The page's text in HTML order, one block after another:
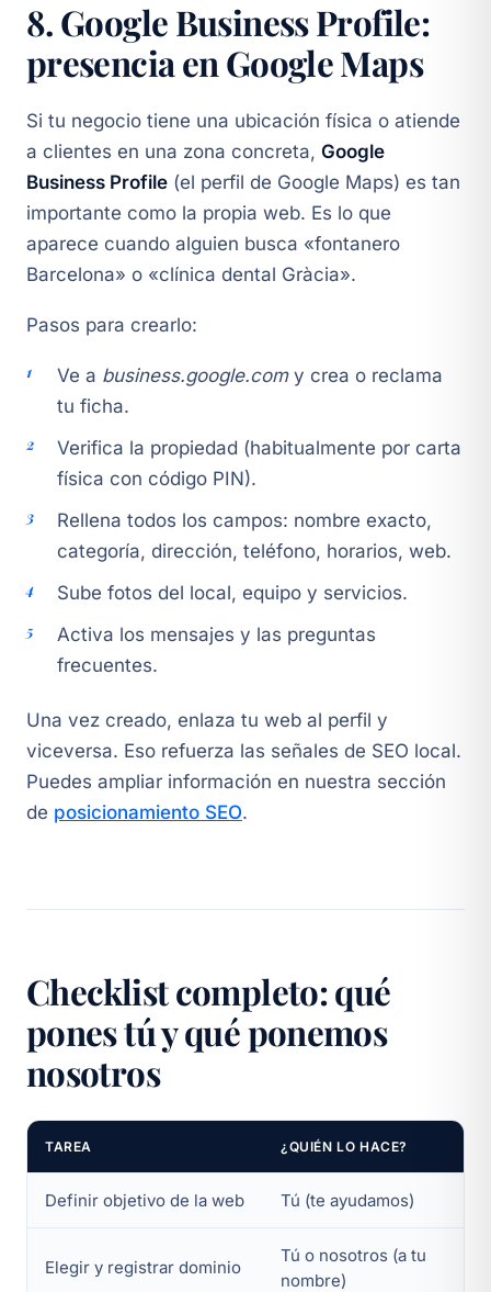
8. Google Business Profile:
presencia en Google Maps
Si tu negocio tiene una ubicación física o atiende
a clientes en una zona concreta, Google
Business Profile (el perfil de Google Maps) es tan
importante como la propia web. Es lo que
aparece cuando alguien busca «fontanero
Barcelona» o «clínica dental Gràcia».
Pasos para crearlo:
Ve a business.google.comy crea o reclama
tu ficha.
Verifica la propiedad (habitualmente por carta
física con código PIN).
Rellena todos los campos: nombre exacto,
categoría, dirección, teléfono, horarios, web.
Sube fotos del local, equipo y servicios.
Activa los mensajes y las preguntas
frecuentes.
Una vez creado, enlaza tu web al perfil y
viceversa. Eso refuerza las señales de SEO local.
Puedes ampliar información en nuestra sección
de posicionamiento SEO.
Checklist completo: qué
pones tú y qué ponemos
nosotros
TAREA ¿QUIÉN LO HACE?
Definir objetivo de la web Tú (te ayudamos)
Elegir y registrar dominio
Tú o nosotros (a tu
nombre)